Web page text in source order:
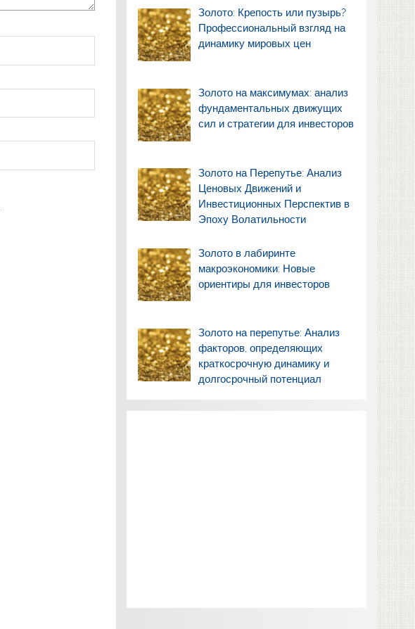
Золото: Крепость или пузырь?
Профессиональный взгляд на
динамику мировых цен
Золото на максимумах: анализ
фундаментальных движущих
сил и стратегии для инвесторов
Золото на Перепутье: Анализ
Ценовых Движений и
Инвестиционных Перспектив в
Эпоху Волатильности
Золото в лабиринте
макроэкономики: Новые
ориентиры для инвесторов
Золото на перепутье: Анализ
факторов, определяющих
краткосрочную динамику и
долгосрочный потенциал